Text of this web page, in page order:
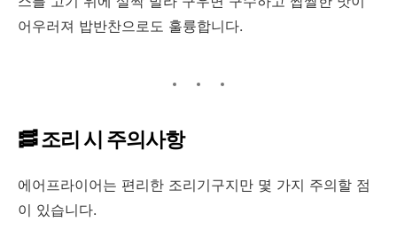
어우러져 밥반찬으로도 훌륭합니다.
🥓 조리 시 주의사항
에어프라이어는 편리한 조리기구지만 몇 가지 주의할 점
이 있습니다.